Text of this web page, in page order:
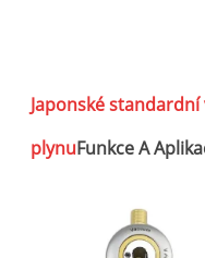
Japonské
plynuFunkce A